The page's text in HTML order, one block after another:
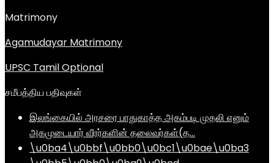
Matrimony
Agamudayar Matrimony
UPSC Tamil Optional
சமீபத்திய பதிவுகள்
இலங்கையில் அரசரை பாதுகாத்த அகம்படி முதலி எனும்
அகமுடையார் வீரர்களின் தலைவர்கள்(த…
\u0ba4\u0bbf\u0bb0\u0bc1\u0bae\u0ba3